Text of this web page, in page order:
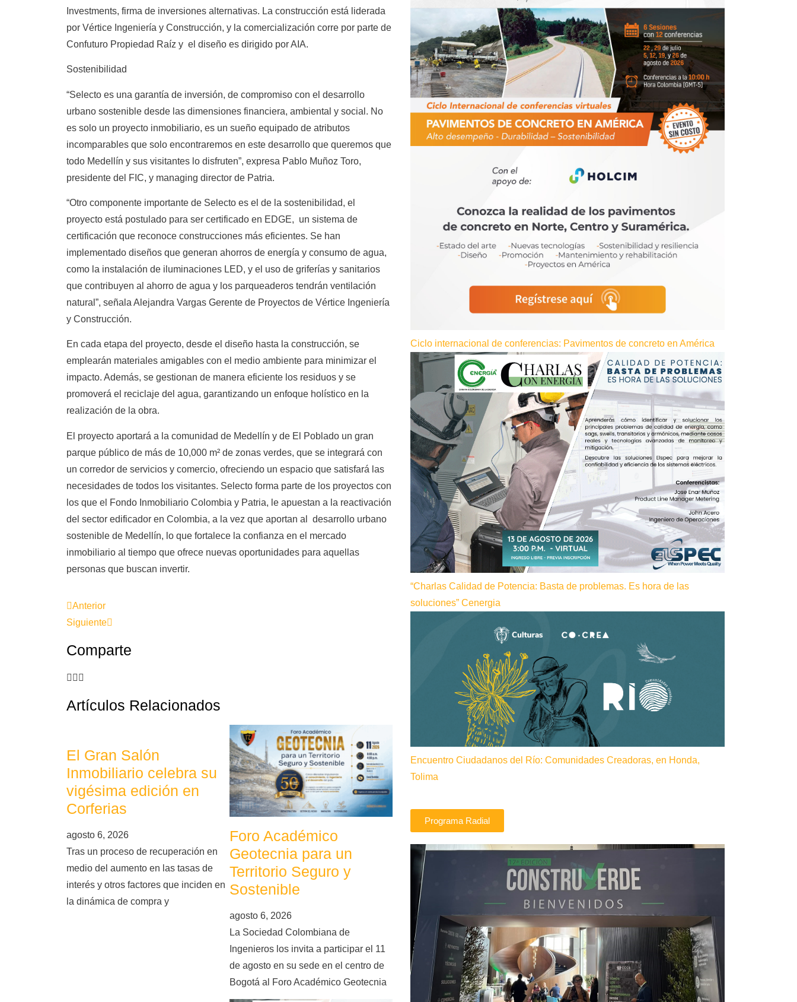
Investments, firma de inversiones alternativas. La construcción está liderada
por Vértice Ingeniería y Construcción, y la comercialización corre por parte de
Confuturo Propiedad Raíz y el diseño es dirigido por AIA.
Sostenibilidad
“Selecto es una garantía de inversión, de compromiso con el desarrollo
urbano sostenible desde las dimensiones financiera, ambiental y social. No
es solo un proyecto inmobiliario, es un sueño equipado de atributos
incomparables que solo encontraremos en este desarrollo que queremos que
todo Medellín y sus visitantes lo disfruten”, expresa Pablo Muñoz Toro,
presidente del FIC, y managing director de Patria.
“Otro componente importante de Selecto es el de la sostenibilidad, el
proyecto está postulado para ser certificado en EDGE, un sistema de
certificación que reconoce construcciones más eficientes. Se han
implementado diseños que generan ahorros de energía y consumo de agua,
como la instalación de iluminaciones LED, y el uso de griferías y sanitarios
que contribuyen al ahorro de agua y los parqueaderos tendrán ventilación
natural”, señala Alejandra Vargas Gerente de Proyectos de Vértice Ingeniería
y Construcción.
En cada etapa del proyecto, desde el diseño hasta la construcción, se
emplearán materiales amigables con el medio ambiente para minimizar el
impacto. Además, se gestionan de manera eficiente los residuos y se
promoverá el reciclaje del agua, garantizando un enfoque holístico en la
realización de la obra.
El proyecto aportará a la comunidad de Medellín y de El Poblado un gran
parque público de más de 10,000 m² de zonas verdes, que se integrará con
un corredor de servicios y comercio, ofreciendo un espacio que satisfará las
necesidades de todos los visitantes. Selecto forma parte de los proyectos con
los que el Fondo Inmobiliario Colombia y Patria, le apuestan a la reactivación
del sector edificador en Colombia, a la vez que aportan al desarrollo urbano
sostenible de Medellín, lo que fortalece la confianza en el mercado
inmobiliario al tiempo que ofrece nuevas oportunidades para aquellas
personas que buscan invertir.
Anterior
Siguiente
Comparte
Artículos Relacionados
El Gran Salón
Inmobiliario celebra su
vigésima edición en
Corferias
agosto 6, 2026
Tras un proceso de recuperación en
medio del aumento en las tasas de
interés y otros factores que inciden en
la dinámica de compra y
Foro Académico
Geotecnia para un
Territorio Seguro y
Sostenible
agosto 6, 2026
La Sociedad Colombiana de
Ingenieros los invita a participar el 11
de agosto en su sede en el centro de
Bogotá al Foro Académico Geotecnia
Ciclo internacional de conferencias: Pavimentos de concreto en América
“Charlas Calidad de Potencia: Basta de problemas. Es hora de las
soluciones” Cenergia
Encuentro Ciudadanos del Río: Comunidades Creadoras, en Honda,
Tolima
Programa Radial